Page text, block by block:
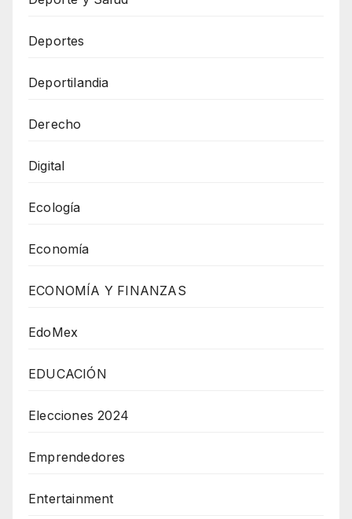
Deportes
Deportilandia
Derecho
Digital
Ecología
Economía
ECONOMÍA Y FINANZAS
EdoMex
EDUCACIÓN
Elecciones 2024
Emprendedores
Entertainment